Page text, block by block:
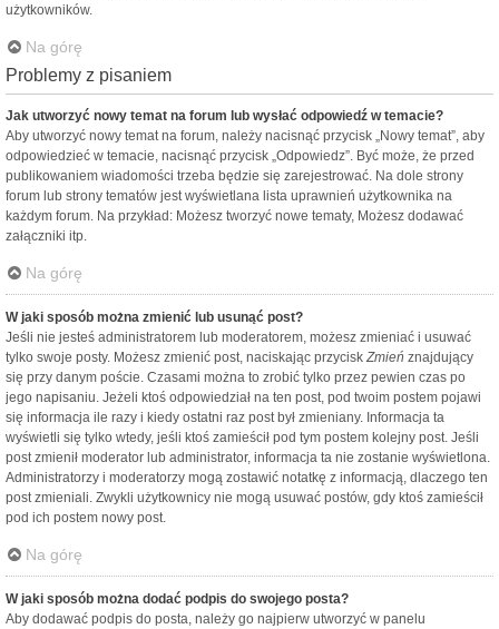
użytkowników.
Na górę
Problemy z pisaniem
Jak utworzyć nowy temat na forum lub wysłać odpowiedź w temacie?
Aby utworzyć nowy temat na forum, należy nacisnąć przycisk „Nowy temat”, aby
odpowiedzieć w temacie, nacisnąć przycisk „Odpowiedz”. Być może, że przed
publikowaniem wiadomości trzeba będzie się zarejestrować. Na dole strony
forum lub strony tematów jest wyświetlana lista uprawnień użytkownika na
każdym forum. Na przykład: Możesz tworzyć nowe tematy, Możesz dodawać
załączniki itp.
Na górę
W jaki sposób można zmienić lub usunąć post?
Jeśli nie jesteś administratorem lub moderatorem, możesz zmieniać i usuwać
tylko swoje posty. Możesz zmienić post, naciskając przycisk Zmień znajdujący
się przy danym poście. Czasami można to zrobić tylko przez pewien czas po
jego napisaniu. Jeżeli ktoś odpowiedział na ten post, pod twoim postem pojawi
się informacja ile razy i kiedy ostatni raz post był zmieniany. Informacja ta
wyświetli się tylko wtedy, jeśli ktoś zamieścił pod tym postem kolejny post. Jeśli
post zmienił moderator lub administrator, informacja ta nie zostanie wyświetlona.
Administratorzy i moderatorzy mogą zostawić notatkę z informacją, dlaczego ten
post zmieniali. Zwykli użytkownicy nie mogą usuwać postów, gdy ktoś zamieścił
pod ich postem nowy post.
Na górę
W jaki sposób można dodać podpis do swojego posta?
Aby dodawać podpis do posta, należy go najpierw utworzyć w panelu